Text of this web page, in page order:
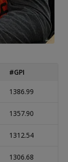
#GPI
1386.99
1357.90
1312.54
1306.68